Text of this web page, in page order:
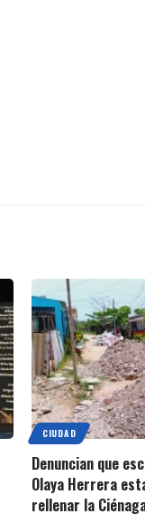
CIUDAD
Denuncian que
Olaya Herrera
rellenar la